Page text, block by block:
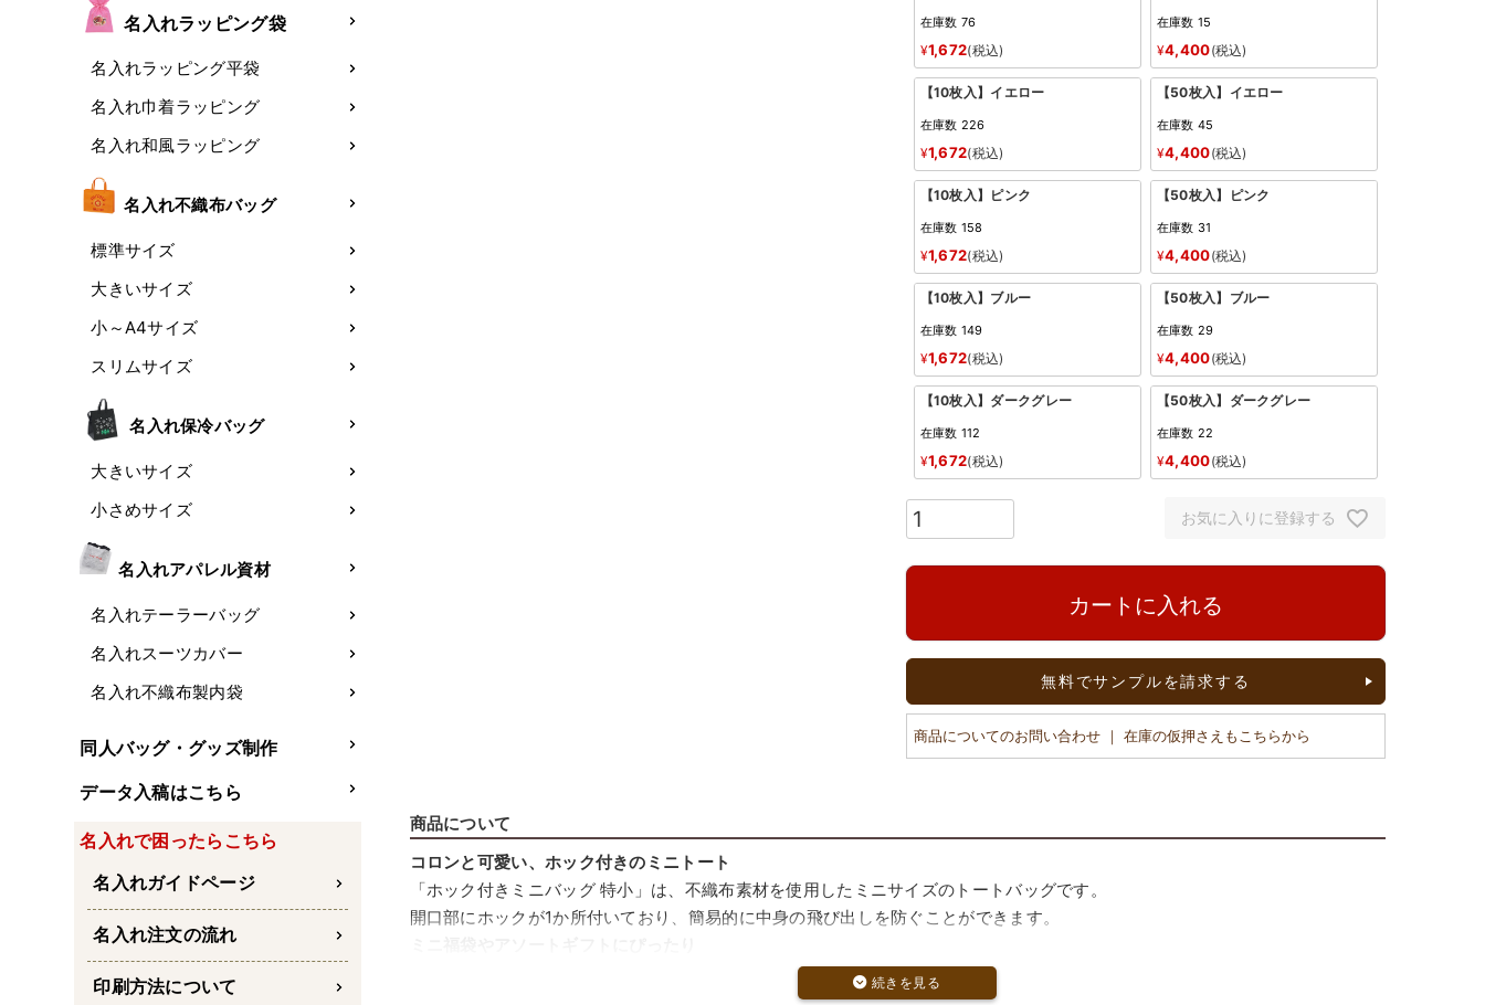
名入れラッピング袋
名入れラッピング平袋
名入れ巾着ラッピング
名入れ和風ラッピング
名入れ不織布バッグ
標準サイズ
大きいサイズ
小～A4サイズ
スリムサイズ
名入れ保冷バッグ
大きいサイズ
小さめサイズ
名入れアパレル資材
名入れテーラーバッグ
名入れスーツカバー
名入れ不織布製内袋
同人バッグ・グッズ制作
データ入稿はこちら
名入れで困ったらこちら
名入れガイドページ
名入れ注文の流れ
印刷方法について
在庫数 76
¥1,672 税込
在庫数 15
¥4,400 税込
【10枚入】イエロー
在庫数 226
¥1,672 税込
【50枚入】イエロー
在庫数 45
¥4,400 税込
【10枚入】ピンク
在庫数 158
¥1,672 税込
【50枚入】ピンク
在庫数 31
¥4,400 税込
【10枚入】ブルー
在庫数 149
¥1,672 税込
【50枚入】ブルー
在庫数 29
¥4,400 税込
【10枚入】ダークグレー
在庫数 112
¥1,672 税込
【50枚入】ダークグレー
在庫数 22
¥4,400 税込
お気に入りに登録する
カートに入れる
無料でサンプルを請求する
商品についてのお問い合わせ ｜ 在庫の仮押さえもこちらから
商品について
コロンと可愛い、ホック付きのミニトート
「ホック付きミニバッグ 特小」は、不織布素材を使用したミニサイズのトートバッグです。
開口部にホックが1か所付いており、簡易的に中身の飛び出しを防ぐことができます。
お菓子や雑貨の詰め合わせなど、ちょっとしたセットを入れるのに最適なサイズ感。
封ができる仕様なので、ミニ福袋やお楽しみ袋としての活用もおすすめです。